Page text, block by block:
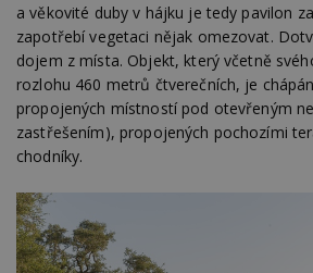
a věkovité duby v hájku je tedy pavilon
zapotřebí vegetaci nějak omezovat.
dojem z místa. Objekt, který včetně
rozlohu 460 metrů čtverečních, je
propojených místností pod otevřeným
zastřešením), propojených pochozími
chodníky.